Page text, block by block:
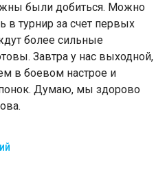
были добиться. Можно
в турнир за счет первых
более сильные
Завтра у нас выходной,
в боевом настрое и
Думаю, мы здорово